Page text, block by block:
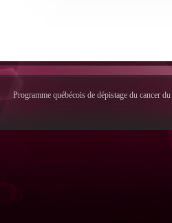
Programme québécois de dépistage du cancer